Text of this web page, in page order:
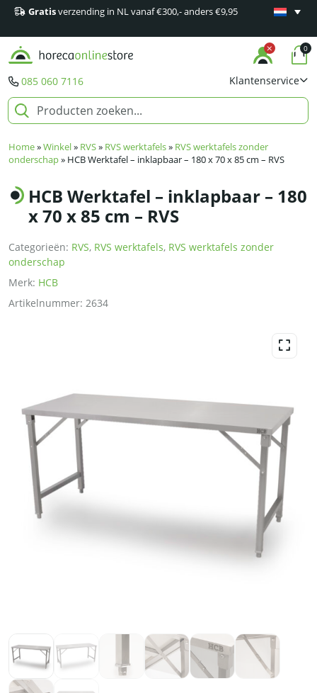
Gratisverzending in NL vanaf €300,- anders €9,95
Minimaal
085 060 7116 Klantenservice
0
Home»Winkel» RVS» RVS werktafels» RVS werktafels zonder
onderschap» HCB Werktafel – inklapbaar – 180 x 70 x 85 cm – RVS
HCB Werktafel – inklapbaar – 180
x 70 x 85 cm – RVS
Categorieën: RVS, RVS werktafels, RVS werktafels zonder
onderschap
Merk: HCB
Artikelnummer: 2634